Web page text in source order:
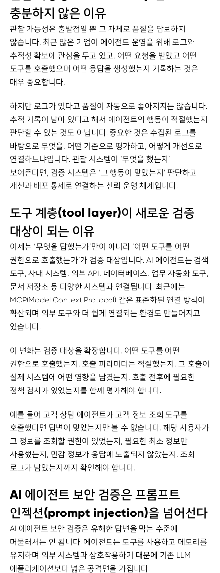
충분하지 않은 이유
관찰 가능성은 출발점일 뿐 그 자체로 품질을 담보하지
않습니다. 최근 많은 기업이 에이전트 운영을 위해 로그와
추적성 확보에 관심을 두고 있고, 어떤 요청을 받았고 어떤
도구를 호출했으며 어떤 응답을 생성했는지 기록하는 것은
매우 중요합니다.
하지만 로그가 있다고 품질이 자동으로 좋아지지는 않습니다.
추적 기록이 남아 있다고 해서 에이전트의 행동이 적절했는지
판단할 수 있는 것도 아닙니다. 중요한 것은 수집된 로그를
바탕으로 무엇을, 어떤 기준으로 평가하고, 어떻게 개선으로
연결하느냐입니다. 관찰 시스템이 ‘무엇을 했는지’
보여준다면, 검증 시스템은 ‘그 행동이 맞았는지’ 판단하고
개선과 배포 통제로 연결하는 신뢰 운영 체계입니다.
도구 계층(tool layer)이 새로운 검증
대상이 되는 이유
이제는 ‘무엇을 답했는가’만이 아니라 ‘어떤 도구를 어떤
권한으로 호출했는가’가 검증 대상입니다. AI 에이전트는 검색
도구, 사내 시스템, 외부 API, 데이터베이스, 업무 자동화 도구,
문서 저장소 등 다양한 시스템과 연결됩니다. 최근에는
MCP(Model Context Protocol) 같은 표준화된 연결 방식이
확산되며 외부 도구와 더 쉽게 연결되는 환경도 만들어지고
있습니다.
이 변화는 검증 대상을 확장합니다. 어떤 도구를 어떤
권한으로 호출했는지, 호출 파라미터는 적절했는지, 그 호출이
실제 시스템에 어떤 영향을 남겼는지, 호출 전후에 필요한
정책 검사가 있었는지를 함께 평가해야 합니다.
예를 들어 고객 상담 에이전트가 고객 정보 조회 도구를
호출했다면 답변이 맞았는지만 볼 수 없습니다. 해당 사용자가
그 정보를 조회할 권한이 있었는지, 필요한 최소 정보만
사용했는지, 민감 정보가 응답에 노출되지 않았는지, 조회
로그가 남았는지까지 확인해야 합니다.
AI 에이전트 보안 검증은 프롬프트
인젝션(prompt injection)을 넘어선다
AI 에이전트 보안 검증은 유해한 답변을 막는 수준에
머물러서는 안 됩니다. 에이전트는 도구를 사용하고 메모리를
유지하며 외부 시스템과 상호작용하기 때문에 기존 LLM
애플리케이션보다 넓은 공격면을 가집니다.